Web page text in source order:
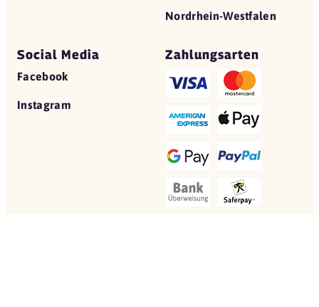
Nordrhein-Westfalen
Social Media
Facebook
Instagram
Zahlungsarten